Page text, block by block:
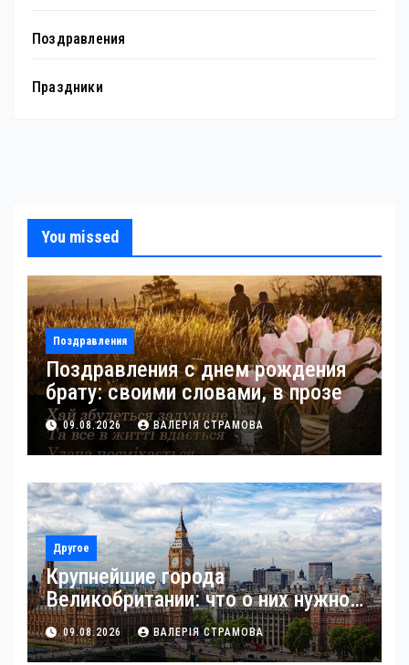
Поздравления
Праздники
You missed
Поздравления
Поздравления с днем рождения
брату: своими словами, в прозе
09.08.2026 ВАЛЕРІЯ СТРАМОВА
Другое
Крупнейшие города
Великобритании: что о них нужно
знать
09.08.2026 ВАЛЕРІЯ СТРАМОВА